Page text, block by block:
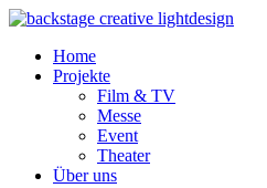
Home
Projekte
Film & TV
Messe
Event
Theater
Über uns